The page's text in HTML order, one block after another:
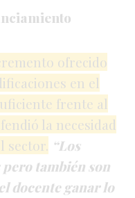
ofrecido
en el
frente al
la necesidad
sector. “Los
también son
docente ganar lo